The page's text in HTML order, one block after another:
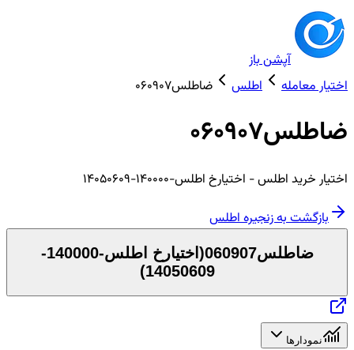
آپشن باز
اختیار معامله
اطلس ضاطلس060907
ضاطلس060907
اختیار خرید اطلس- اختیارخ اطلس-140000-14050609
بازگشت به زنجیرهاطلس
ضاطلس060907 (
اختیارخ اطلس-140000-
14050609
)
نمودارها